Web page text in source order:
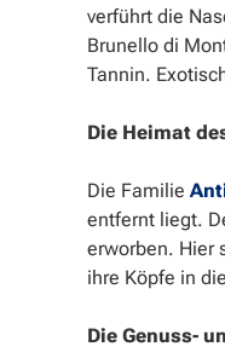
verführt die
Brunello di
Tannin.
Die Heimat
Die Familie
entfernt liegt.
erworben. Hier
ihre Köpfe in
Die Genuss-